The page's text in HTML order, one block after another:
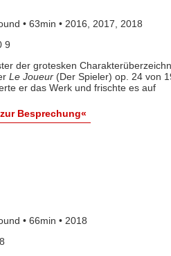
• 63min • 2016, 2017, 2018
9
der grotesken
Le Joueur(Der Spieler) op. 24 von
er das Werk und frischte es auf
Besprechung«
• 66min • 2018